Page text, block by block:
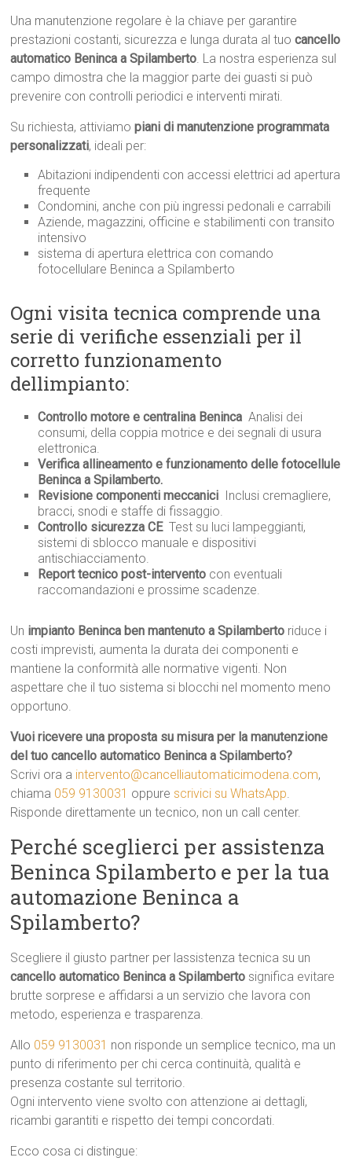
Una manutenzione regolare è la chiave per garantire
prestazioni costanti, sicurezza e lunga durata al tuocancello
automatico Beninca a Spilamberto. La nostra esperienza sul
campo dimostra che la maggior parte dei guasti si può
prevenire con controlli periodici e interventi mirati.
Su richiesta, attiviamopiani di manutenzione programmata
personalizzati, ideali per:
Abitazioni indipendenti con accessi elettrici ad apertura
frequente
Condomini, anche con più ingressi pedonali e carrabili
Aziende, magazzini, officine e stabilimenti con transito
intensivo
sistema di apertura elettrica con comando
fotocellulare Beninca a Spilamberto
Ogni visita tecnica comprende una
serie di verifiche essenziali per il
corretto funzionamento
dellimpianto:
Controllo motore e centralina Beninca  Analisi dei
consumi, della coppia motrice e dei segnali di usura
elettronica.
Verifica allineamento e funzionamento delle fotocellule
Beninca a Spilamberto.
Revisione componenti meccanici  Inclusi cremagliere,
bracci, snodi e staffe di fissaggio.
Controllo sicurezza CE Test su luci lampeggianti,
sistemi di sblocco manuale e dispositivi
antischiacciamento.
Report tecnico post-intervento con eventuali
raccomandazioni e prossime scadenze.
Un impianto Beninca ben mantenuto a Spilamberto riduce i
costi imprevisti, aumenta la durata dei componenti e
mantiene la conformità alle normative vigenti. Non
aspettare che il tuo sistema si blocchi nel momento meno
opportuno.
Vuoi ricevere una proposta su misura per la manutenzione
del tuo cancello automatico Beninca a Spilamberto?
Scrivi ora a intervento@cancelliautomaticimodena.com,
chiama 059 9130031 oppurescrivici su WhatsApp.
Risponde direttamente un tecnico, non un call center.
Perché sceglierci per assistenza
Beninca Spilamberto e per la tua
automazione Beninca a
Spilamberto?
Scegliere il giusto partner per lassistenza tecnica su un
cancello automatico Beninca a Spilamberto significa evitare
brutte sorprese e affidarsi a un servizio che lavora con
metodo, esperienza e trasparenza.
Allo 059 9130031 non risponde un semplice tecnico, ma un
punto di riferimento per chi cerca continuità, qualità e
presenza costante sul territorio.
Ogni intervento viene svolto con attenzione ai dettagli,
ricambi garantiti e rispetto dei tempi concordati.
Ecco cosa ci distingue: